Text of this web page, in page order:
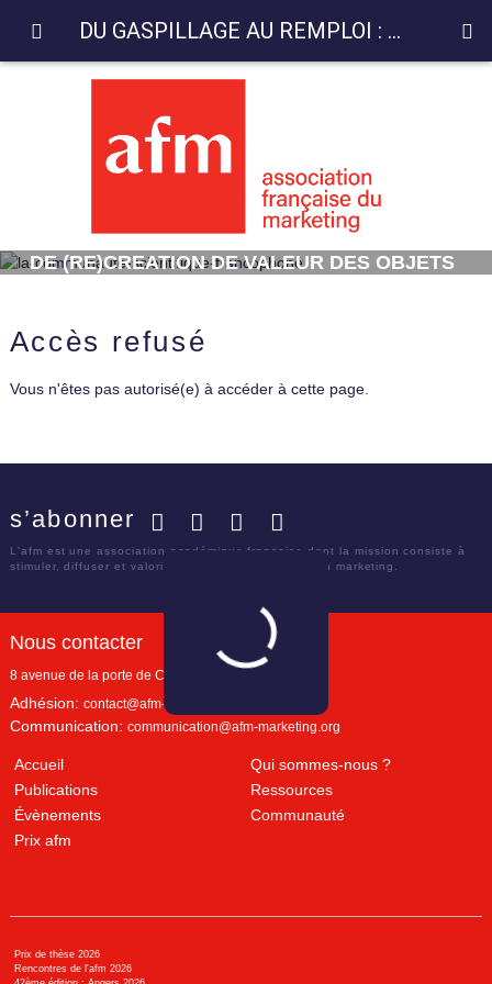
DE (RE)CREATION DE VALEUR DES OBJETS
DANS LES PRATIQUES DE DON ET VENTE
Accès refusé
Vous n'êtes pas autorisé(e) à accéder à cette page.
s’abonner
L'afm est une association académique française dont la mission consiste à
stimuler, diffuser et valoriser le savoir scientifique en marketing.
Nous contacter
8 avenue de la porte de Champerret
Adhésion: contact@afm-marketing.org
Communication: communication@afm-marketing.org
Accueil
Qui sommes-nous ?
Publications
Ressources
Évènements
Communauté
Prix afm
Prix de thèse 2026
Rencontres de l'afm 2026
DU GASPILLAGE AU REMPLOI : PROCESSUS DE (RE)CREATION DE VALEUR DES OBJETS DANS LES PRATIQUES DE DON ET VENTE in